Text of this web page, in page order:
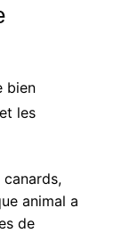
bien
les
animal a
de